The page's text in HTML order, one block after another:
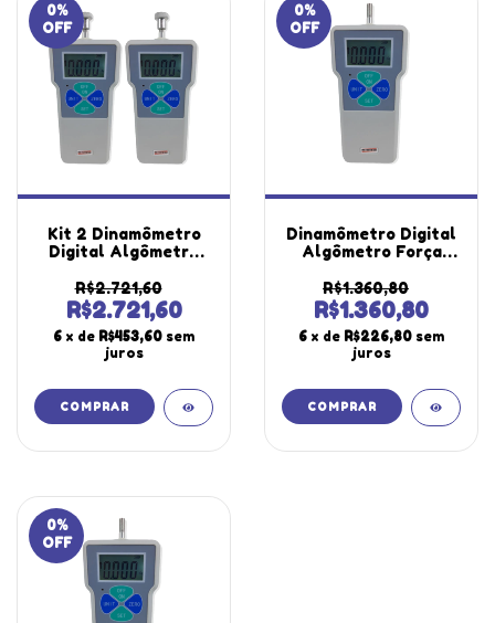
0%
OFF
Kit 2 Dinamômetro
Digital Algômetro
5Kgf Pico Tração
Compressão Haste
Dd-550 Portátil
Instrutherm
R$2.721,60
R$2.721,60
6 x de R$453,60 sem
juros
0%
OFF
Dinamômetro Digital
Algômetro Força
Tração Compressão
Haste Dd-550
Portátil Instrutherm
R$1.360,80
R$1.360,80
6 x de R$226,80 sem
juros
0%
OFF